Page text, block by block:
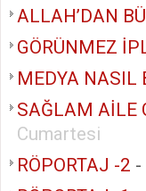
ALLAH’DAN
GÖRÜNMEZ
MEDYA NASIL
SAĞLAM AİLE
Cumartesi
RÖPORTAJ -2 -